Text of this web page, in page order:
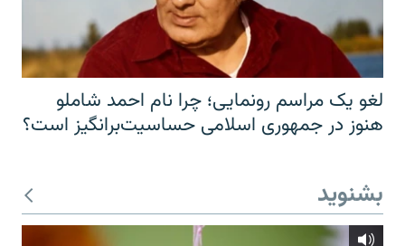
لغو یک مراسم رونمایی؛ چرا نام احمد شاملو
هنوز در جمهوری اسلامی حساسیت‌برانگیز است؟
بشنوید